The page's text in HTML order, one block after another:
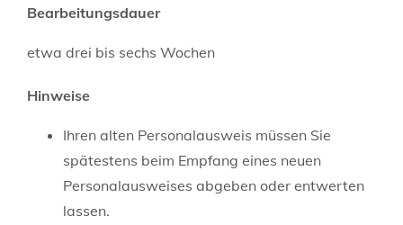
Bearbeitungsdauer
etwa drei bis sechs Wochen
Hinweise
Ihren alten Personalausweis müssen Sie
spätestens beim Empfang eines neuen
Personalausweises abgeben oder entwerten
lassen.